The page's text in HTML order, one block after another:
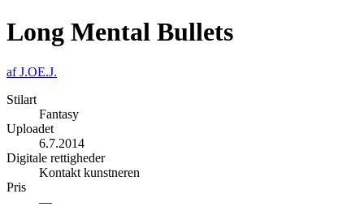
Long Mental Bullets
afJ.OE.J.
Stilart
Fantasy
Uploadet
6.7.2014
Digitale rettigheder
Kontakt kunstneren
Pris
—